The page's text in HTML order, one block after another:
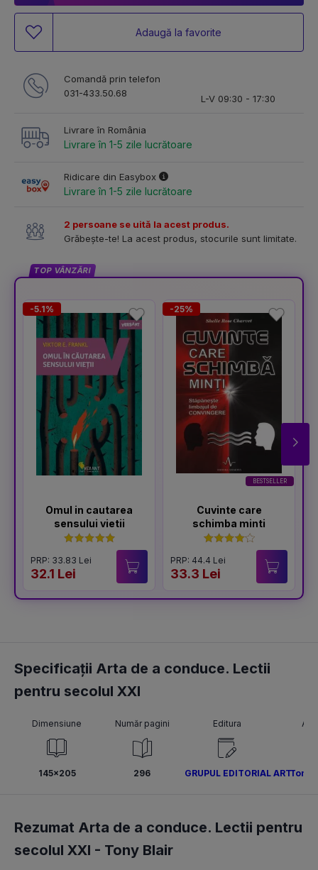
Adaugă la favorite
Comandă prin telefon
031-433.50.68
L-V 09:30 - 17:30
Livrare în România
Livrare în 1-5 zile lucrătoare
Ridicare din Easybox
Livrare în 1-5 zile lucrătoare
2 persoane se uită la acest produs.
Grăbește-te! La acest produs, stocurile sunt limitate.
TOP VÂNZĂRI
-5.1%
Omul in cautarea
sensului vietii
PRP: 33.83 Lei
32.1 Lei
BESTSELLER
-25%
Cuvinte care
schimba minti
PRP: 44.4 Lei
33.3 Lei
Specificații Arta de a conduce. Lectii
pentru secolul XXI
Dimensiune
145x205
Număr pagini
296
Editura
GRUPUL EDITORIAL ARTTony
Rezumat Arta de a conduce. Lectii pentru
secolul XXI - Tony Blair